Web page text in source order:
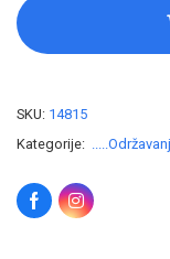
SKU: 14815
Kategorije: